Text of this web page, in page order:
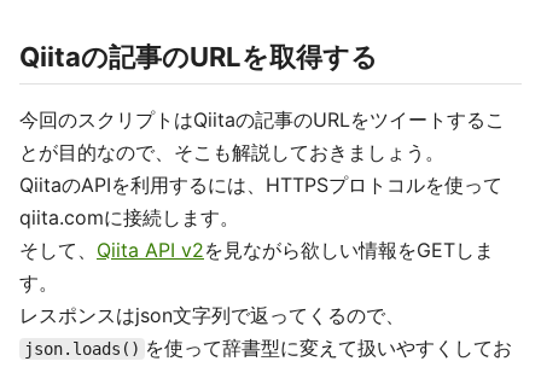
Qiitaの記事のURLを取得する
今回のスクリプトはQiitaの記事のURLをツイートするこ
とが目的なので、そこも解説しておきましょう。
QiitaのAPIを利用するには、HTTPSプロトコルを使って
qiita.comに接続します。
そして、 Qiita API v2を見ながら欲しい情報をGETしま
す。
レスポンスはjson文字列で返ってくるので、
json.loads() を使って辞書型に変えて扱いやすくしてお